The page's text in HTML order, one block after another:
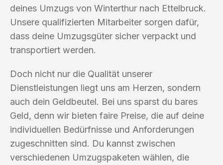
deines Umzugs von Winterthur nach Ettelbruck.
Unsere qualifizierten Mitarbeiter sorgen dafür,
dass deine Umzugsgüter sicher verpackt und
transportiert werden.
Doch nicht nur die Qualität unserer
Dienstleistungen liegt uns am Herzen, sondern
auch dein Geldbeutel. Bei uns sparst du bares
Geld, denn wir bieten faire Preise, die auf deine
individuellen Bedürfnisse und Anforderungen
zugeschnitten sind. Du kannst zwischen
verschiedenen Umzugspaketen wählen, die